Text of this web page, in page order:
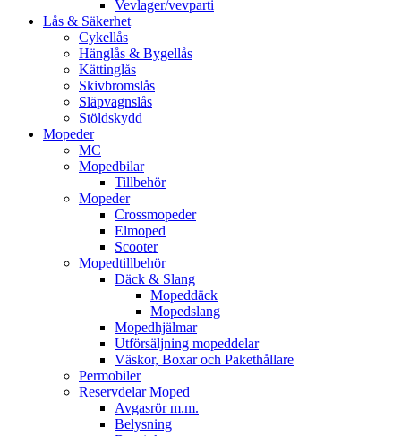
Vevlager/vevparti
Lås & Säkerhet
Cykellås
Hänglås & Bygellås
Kättinglås
Skivbromslås
Släpvagnslås
Stöldskydd
Mopeder
MC
Mopedbilar
Tillbehör
Mopeder
Crossmopeder
Elmoped
Scooter
Mopedtillbehör
Däck & Slang
Mopeddäck
Mopedslang
Mopedhjälmar
Utförsäljning mopeddelar
Väskor, Boxar och Pakethållare
Permobiler
Reservdelar Moped
Avgasrör m.m.
Belysning